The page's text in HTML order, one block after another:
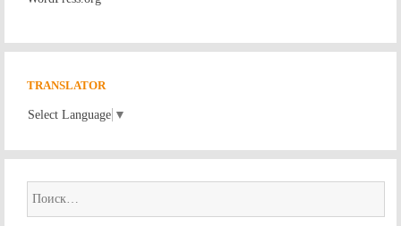
TRANSLATOR
Select Language ▼
Найти: